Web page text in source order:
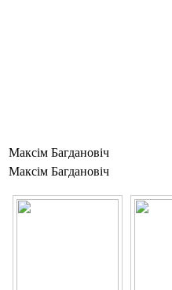
Максім Багдановіч
Максім Багдановіч